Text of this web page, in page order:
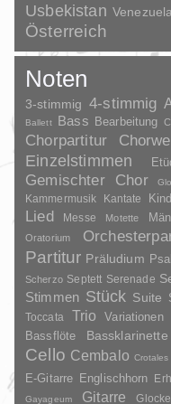
Usbekistan
Österreich
Noten
3-stimmig 4-stimmig
Ballett Bass Bearbeitung
Chorpartitur
Einzelstimmen
Gemischter Chor
Kammermusik Kantate
Lied Messe Motette
Oratorium
Partitur Präludium
Scherzo Septett Serenade
Stimmen Stück Suite
Toccata Trio Variationen
Bassflöte Bassklarinette
Cello Cembalo Crotales
E-Gitarre Englischhorn
Gayageum
Gitarre